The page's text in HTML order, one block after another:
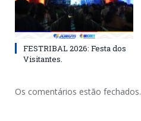
FESTRIBAL 2026: Festa dos
Visitantes.
Os comentários estão fechados.